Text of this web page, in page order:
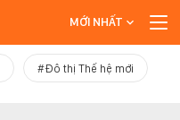
MỚI NHẤT
#Đô thị Thế hệ mới